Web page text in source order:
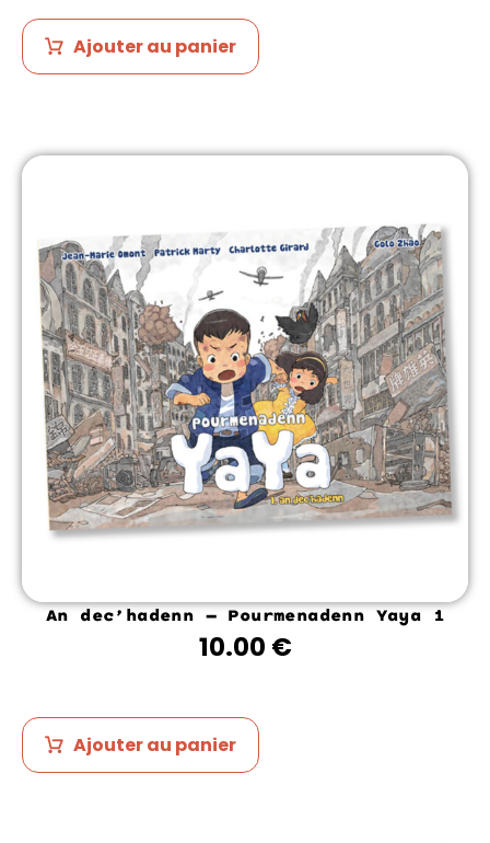
Ajouter au panier
An dec’hadenn – Pourmenadenn Yaya 1
10.00 €
Ajouter au panier